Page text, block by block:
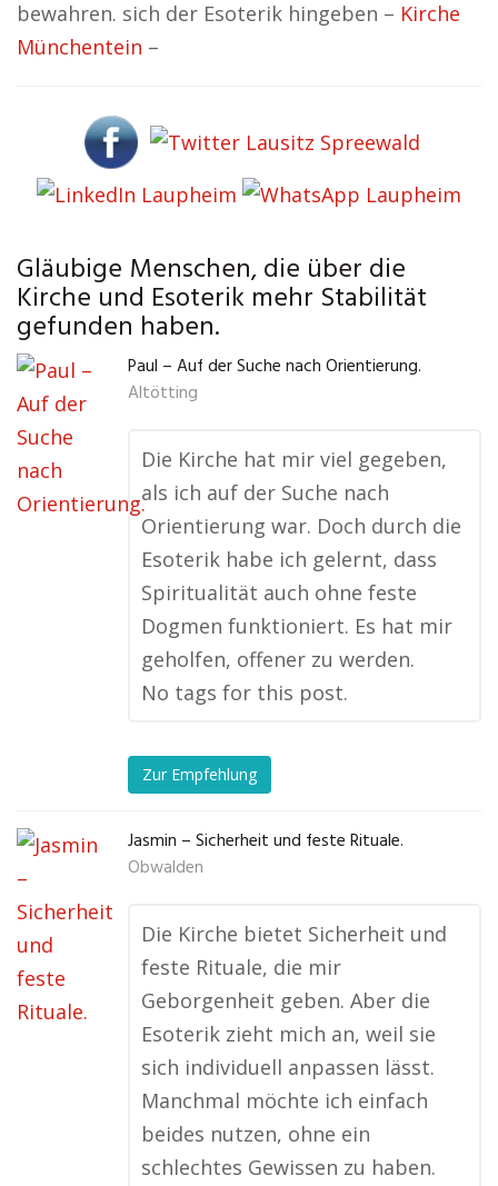
bewahren. sich der Esoterik hingeben – Kirche
Münchentein –
Gläubige Menschen, die über die
Kirche und Esoterik mehr Stabilität
gefunden haben.
Paul – Auf der Suche nach Orientierung.
Altötting
Die Kirche hat mir viel gegeben,
als ich auf der Suche nach
Orientierung war. Doch durch die
Esoterik habe ich gelernt, dass
Spiritualität auch ohne feste
Dogmen funktioniert. Es hat mir
geholfen, offener zu werden.
No tags for this post.
Zur Empfehlung
Jasmin – Sicherheit und feste Rituale.
Obwalden
Die Kirche bietet Sicherheit und
feste Rituale, die mir
Geborgenheit geben. Aber die
Esoterik zieht mich an, weil sie
sich individuell anpassen lässt.
Manchmal möchte ich einfach
beides nutzen, ohne ein
schlechtes Gewissen zu haben.